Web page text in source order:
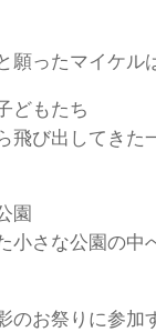
願ったマイケル
どもたち
飛び出してきた
園
小さな公園の中
のお祭りに参加